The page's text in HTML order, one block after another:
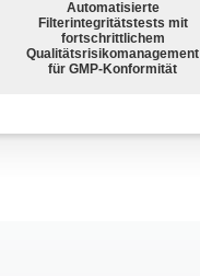
Automatisierte
Filterintegritätstests mit
fortschrittlichem
Qualitätsrisikomanagement
für GMP-Konformität